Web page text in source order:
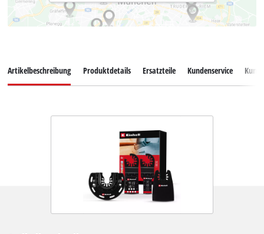
Artikelbeschreibung Produktdetails Ersatzteile Kundenservice